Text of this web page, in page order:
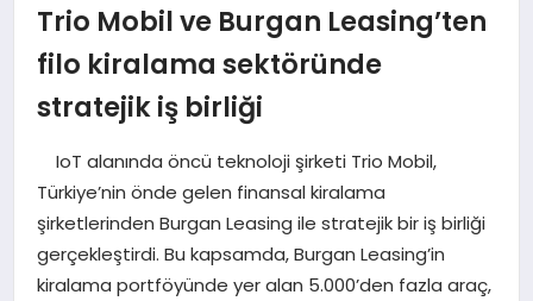
TEKNOLOJI
YAŞAM
Trio Mobil ve Burgan Leasing’ten
filo kiralama sektöründe
stratejik iş birliği
IoT alanında öncü teknoloji şirketi Trio Mobil,
Türkiye’nin önde gelen finansal kiralama
şirketlerinden Burgan Leasing ile stratejik bir iş birliği
gerçekleştirdi. Bu kapsamda, Burgan Leasing’in
kiralama portföyünde yer alan 5.000’den fazla araç,